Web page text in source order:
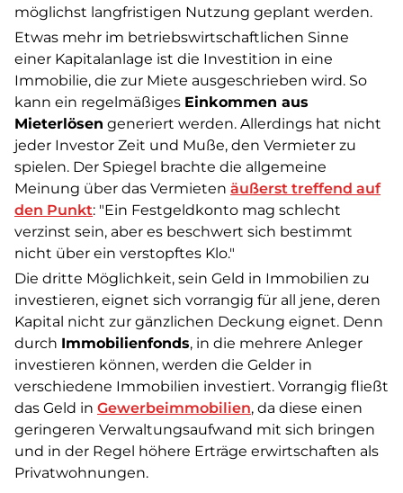
möglichst langfristigen Nutzung geplant werden.
Etwas mehr im betriebswirtschaftlichen Sinne
einer Kapitalanlage ist die Investition in eine
Immobilie, die zur Miete ausgeschrieben wird. So
kann ein regelmäßiges Einkommen aus
Mieterlösen generiert werden. Allerdings hat nicht
jeder Investor Zeit und Muße, den Vermieter zu
spielen. Der Spiegel brachte die allgemeine
Meinung über das Vermieten äußerst treffend auf
den Punkt: "Ein Festgeldkonto mag schlecht
verzinst sein, aber es beschwert sich bestimmt
nicht über ein verstopftes Klo."
Die dritte Möglichkeit, sein Geld in Immobilien zu
investieren, eignet sich vorrangig für all jene, deren
Kapital nicht zur gänzlichen Deckung eignet. Denn
durch Immobilienfonds, in die mehrere Anleger
investieren können, werden die Gelder in
verschiedene Immobilien investiert. Vorrangig fließt
das Geld in Gewerbeimmobilien, da diese einen
geringeren Verwaltungsaufwand mit sich bringen
und in der Regel höhere Erträge erwirtschaften als
Privatwohnungen.